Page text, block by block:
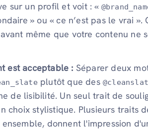
sur un profil et voit : «
» ou « ce n’est pas le vrai ».
même que votre contenu ne
est acceptable : Séparer deux
plutôt que des
de lisibilité. Un seul trait de
choix stylistique. Plusieurs traits
donnent l'impression